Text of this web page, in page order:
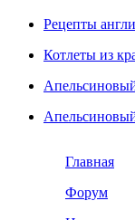
Рецепты
Котлеты из
Главная
Форум